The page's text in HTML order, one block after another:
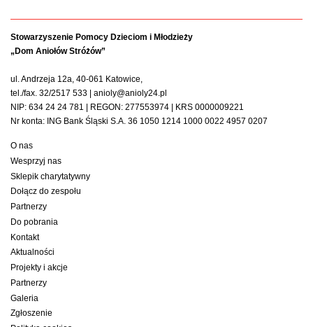
Stowarzyszenie Pomocy Dzieciom i Młodzieży
„Dom Aniołów Stróżów”
ul. Andrzeja 12a, 40-061 Katowice,
tel./fax. 32/2517 533 | anioly@anioly24.pl
NIP: 634 24 24 781 | REGON: 277553974 | KRS 0000009221
Nr konta: ING Bank Śląski S.A. 36 1050 1214 1000 0022 4957 0207
O nas
Wesprzyj nas
Sklepik charytatywny
Dołącz do zespołu
Partnerzy
Do pobrania
Kontakt
Aktualności
Projekty i akcje
Partnerzy
Galeria
Zgłoszenie